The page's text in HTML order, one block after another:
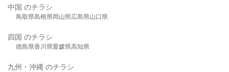
中国 のチラシ
鳥取県島根県岡山県広島県山口県
四国 のチラシ
徳島県香川県愛媛県高知県
九州・沖縄 のチラシ